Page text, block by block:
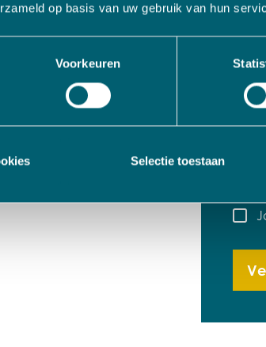
op basis van uw gebruik van hun
Voorkeuren
Selectie toestaan
E-
Uw